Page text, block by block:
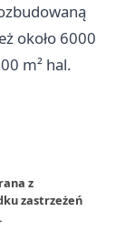
około 6000
m² hal.
z
zastrzeżeń
.